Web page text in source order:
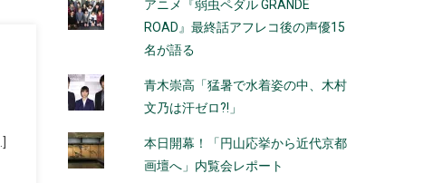
アニメ『弱虫ペダル GRANDE
ROAD』最終話アフレコ後の声優15
名が語る
青木崇高「猛暑で水着姿の中、木村
文乃は汗ゼロ?!」
本日開幕！「円山応挙から近代京都
画壇へ」内覧会レポート